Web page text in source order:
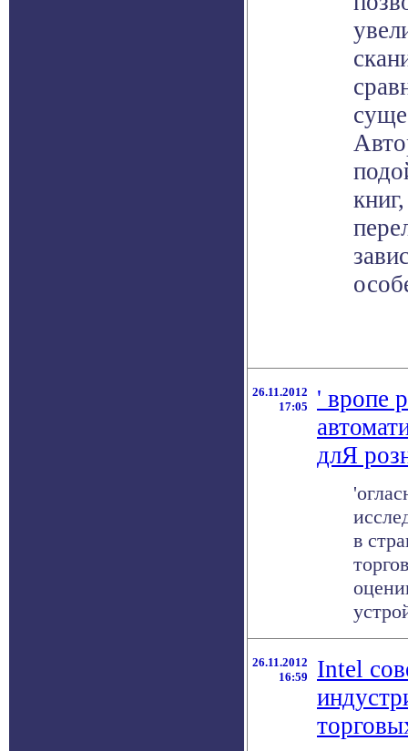
26.11.2012
17:05
' вропе
длЯ
в
26.11.2012
16:59
Intel